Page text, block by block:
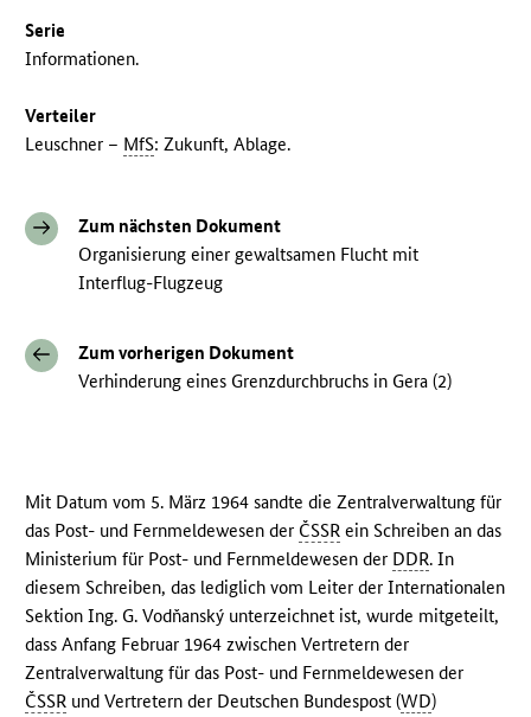
Serie
Informationen.
Verteiler
Leuschner – MfS: Zukunft, Ablage.
Zum nächsten Dokument
Organisierung einer gewaltsamen Flucht mit
Interflug-Flugzeug
Zum vorherigen Dokument
Verhinderung eines Grenzdurchbruchs in Gera (2)
Mit Datum vom 5. März 1964 sandte die Zentralverwaltung für
das Post- und Fernmeldewesen der ČSSR ein Schreiben an das
Ministerium für Post- und Fernmeldewesen der DDR. In
diesem Schreiben, das lediglich vom Leiter der Internationalen
Sektion Ing. G. Vodňanský unterzeichnet ist, wurde mitgeteilt,
dass Anfang Februar 1964 zwischen Vertretern der
Zentralverwaltung für das Post- und Fernmeldewesen der
ČSSR und Vertretern der Deutschen Bundespost (WD)